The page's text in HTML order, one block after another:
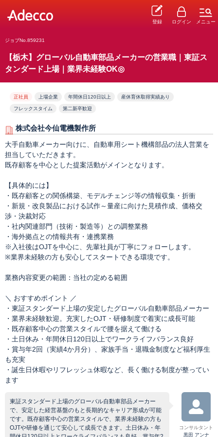
登録 ログイン メニュー
ジョブNo.859231
【栃木】グローバル自動車部品メーカーの営業職｜東証ス
タンダード上場｜業界未経験OK◎
正社員 上場企業 年間休日120日以上 産休育休取得実績あり
フレックスタイム 第二新卒歓迎
株式会社今仙電機製作所
大手自動車メーカー向けに、自動車用シート機構部品の法人営業を
担当していただきます。
既存顧客を中心とした提案活動がメインとなります。
【具体的には】
・既存顧客との関係構築、モデルチェンジ等の情報収集・折衝
・新規・改良製品における試作～量産に向けた見積作成、価格交
渉・決裁対応
・社内関連部門（技術・製造等）との調整業務
・海外拠点との情報共有・連携業務
※入社後はOJTを中心に、先輩社員が丁寧にフォローします。
※業界未経験の方も安心してスタートできる環境です。
業務内容変更の範囲：当社の定める範囲
＼ おすすめポイント ／
・東証スタンダード上場の安定したグローバル自動車部品メーカー
・業界未経験歓迎。充実したOJT・研修制度で着実に成長可能
・既存顧客中心の営業スタイルで腰を据えて働ける
・土日休み・年間休日120日以上でワークライフバランス良好
・賞与年2回（実績4か月分）、家族手当・退職金制度など福利厚生
も充実
・誕生日休暇やリフレッシュ休暇など、長く働ける制度が整ってい
ます
東証スタンダード上場のグローバル自動車部品メーカー
で、安定した経営基盤のもと長期的なキャリア形成が可能
です。既存顧客中心の営業スタイルで、業界未経験の方も
OJTや研修を通じて安心して成長できます。土日休み・年
コンサルタント
黒田 アンナ